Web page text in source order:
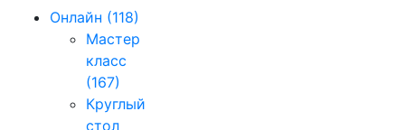
Онлайн (118)
Мастер
класс
(167)
Круглый
стол